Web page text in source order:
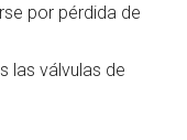
por pérdida de
las válvulas de